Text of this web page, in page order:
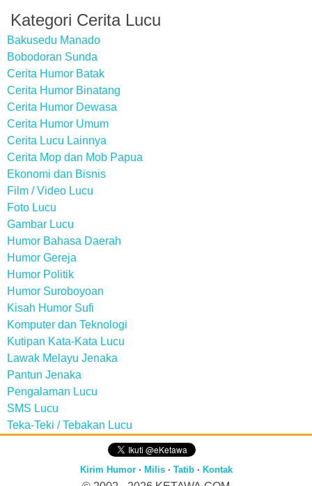
Kategori Cerita Lucu
Bakusedu Manado
Bobodoran Sunda
Cerita Humor Batak
Cerita Humor Binatang
Cerita Humor Dewasa
Cerita Humor Umum
Cerita Lucu Lainnya
Cerita Mop dan Mob Papua
Ekonomi dan Bisnis
Film / Video Lucu
Foto Lucu
Gambar Lucu
Humor Bahasa Daerah
Humor Gereja
Humor Politik
Humor Suroboyoan
Kisah Humor Sufi
Komputer dan Teknologi
Kutipan Kata-Kata Lucu
Lawak Melayu Jenaka
Pantun Jenaka
Pengalaman Lucu
SMS Lucu
Teka-Teki / Tebakan Lucu
Kirim Humor· Milis· Tatib· Kontak